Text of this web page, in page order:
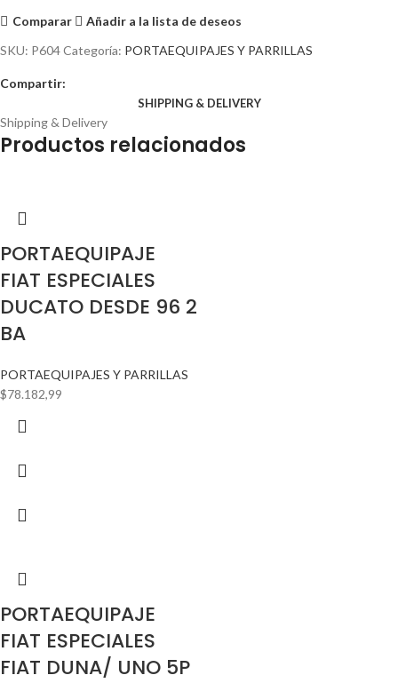
Comparar
Añadir a la lista de deseos
SKU: P604Categoría: PORTAEQUIPAJES Y PARRILLAS
Compartir:
SHIPPING & DELIVERY
Shipping & Delivery
Productos relacionados
PORTAEQUIPAJE
FIAT ESPECIALES
DUCATO DESDE 96 2
BA
PORTAEQUIPAJES Y PARRILLAS
$78.182,99
PORTAEQUIPAJE
FIAT ESPECIALES
FIAT DUNA/ UNO 5P